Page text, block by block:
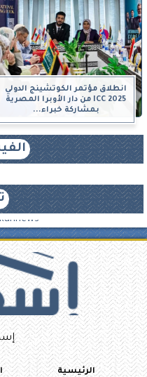
انطلاق مؤتمر الكوتشينج الدولي
ICC 2025 من دار الأوبرا المصرية
بمشاركة خبراء...
الرئيسية